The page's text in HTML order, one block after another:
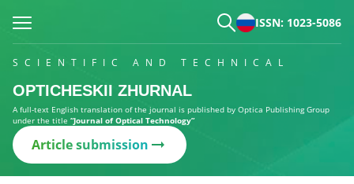
ISSN: 1023-5086
SCIENTIFIC AND TECHNICAL
OPTICHESKII ZHURNAL
A full-text English translation of the journal is published by Optica Publishing Group
under the title “Journal of Optical Technology”
Article submission